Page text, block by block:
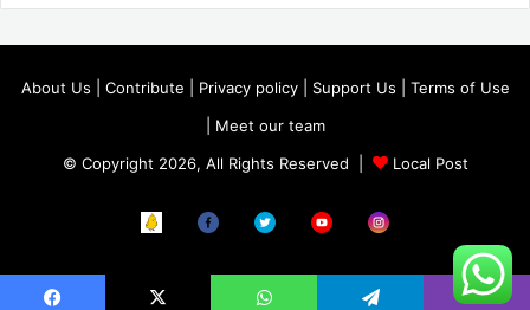
About Us Contribute Privacy policy| Support Us
Terms of Use
Meet our team
© Copyright 2026, All Rights Reserved |
Local Post
Koo FB Twitter Youtube